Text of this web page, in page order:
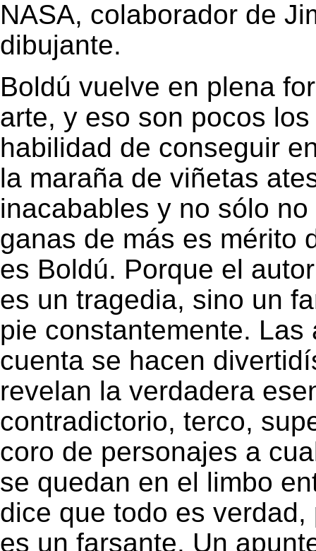
NASA, colaborador de
dibujante.
Boldú vuelve en plena
arte, y eso son pocos
habilidad de conseguir
la maraña de viñetas
inacabables y no sólo
ganas de más es mérito
es Boldú. Porque el
es un tragedia, sino un
pie constantemente.
cuenta se hacen
revelan la verdadera
contradictorio, terco,
coro de personajes a
se quedan en el limbo
dice que todo es
es un farsante. Un